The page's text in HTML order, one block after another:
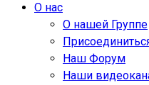
О нас
О нашей Группе
Наш Форум
Наши